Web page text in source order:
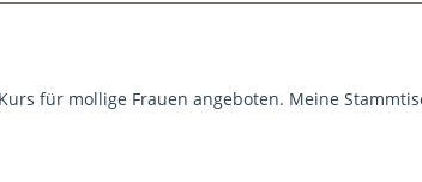
für mollige Frauen angeboten. Meine